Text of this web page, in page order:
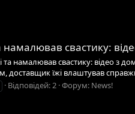
намалював свастику:
та намалював свастику:
їжі влаштував
Відповідей: 2 Форум: News!